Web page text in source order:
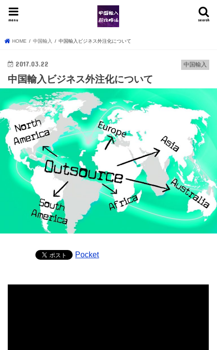
search
menu
HOME 中国輸入 中国輸入ビジネス外注化について
中国輸入
2017.03.22
中国輸入ビジネス外注化について
Pocket